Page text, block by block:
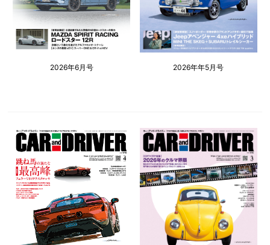
2026年6月号 2026年年5月号